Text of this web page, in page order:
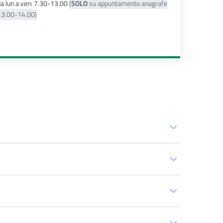
lun a ven: 7.30-13.00(SOLOsu appuntamento anagrafe
14.00)